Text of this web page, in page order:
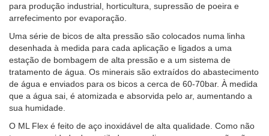
para produção industrial, horticultura, supressão de poeira e
arrefecimento por evaporação.
Uma série de bicos de alta pressão são colocados numa linha
desenhada à medida para cada aplicação e ligados a uma
estação de bombagem de alta pressão e a um sistema de
tratamento de água. Os minerais são extraídos do abastecimento
de água e enviados para os bicos a cerca de 60-70bar. À medida
que a água sai, é atomizada e absorvida pelo ar, aumentando a
sua humidade.
O ML Flex é feito de aço inoxidável de alta qualidade. Como não